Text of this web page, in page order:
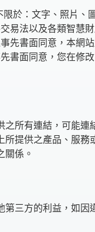
於：文字、照片、
易法以及各類智慧
先書面同意，本網
書面同意，您在修
所有連結，可能
提供之產品、服
關係。
三方的利益，如